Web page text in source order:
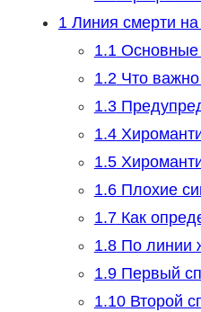
1Линия смерти на
1.1Основные
1.2Что важно
1.3
1.4
1.5
1.6Плохие
1.7Как
1.8По линии
1.9Первый
1.10Второй